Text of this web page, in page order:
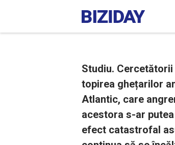
Studiu.
topirea ghețarilor
Atlantic, care
acestora s-ar
efect catastrofal